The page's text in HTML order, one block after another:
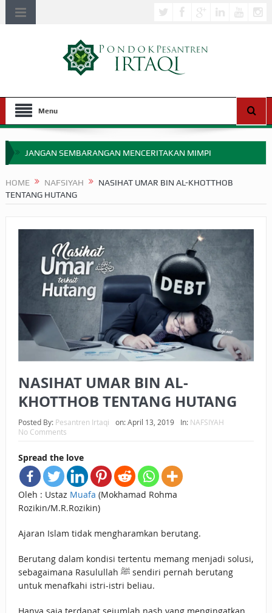
Menu
JANGAN SEMBARANGAN MENCERITAKAN MIMPI
MIMPI YANG DIABAIKAN MENJELANG PERANG BADAR
SEBELUM TIBA SAAT WAJIB?
HAKIKAT NIKMAT DI DUNIA!
BAGAIMANA CARA MEMBAYAR ZAKAT UANG?
UANG HARAM BISA MENJADI HALAL JIKA SEBAB
KEPEMILIKANNYA BERUBAH
ISTIDLAL BATIL VS ISTIDLAL SYAR’I
BAHASA CINTA KARENA ALLAH
HUKUM MEMBAYAR ZAKAT DENGAN CARA MENGANGSUR
HUKUM MEMBAYAR ZAKAT KEPADA KERABAT SENDIRI
HOME NAFSIYAH
NASIHAT UMAR BIN AL-KHOTTHOB
TENTANG HUTANG
NASIHAT UMAR BIN AL-
KHOTTHOB TENTANG HUTANG
Posted By: Pesantren Irtaqi on:April 13, 2019 In: NAFSIYAH
No Comments
Spread the love
Oleh : Ustaz Muafa (Mokhamad Rohma
Rozikin/M.R.Rozikin)
Ajaran Islam tidak mengharamkan berutang.
Berutang dalam kondisi tertentu memang menjadi solusi,
sebagaimana Rasulullah ﷺ sendiri pernah berutang
untuk menafkahi istri-istri beliau.